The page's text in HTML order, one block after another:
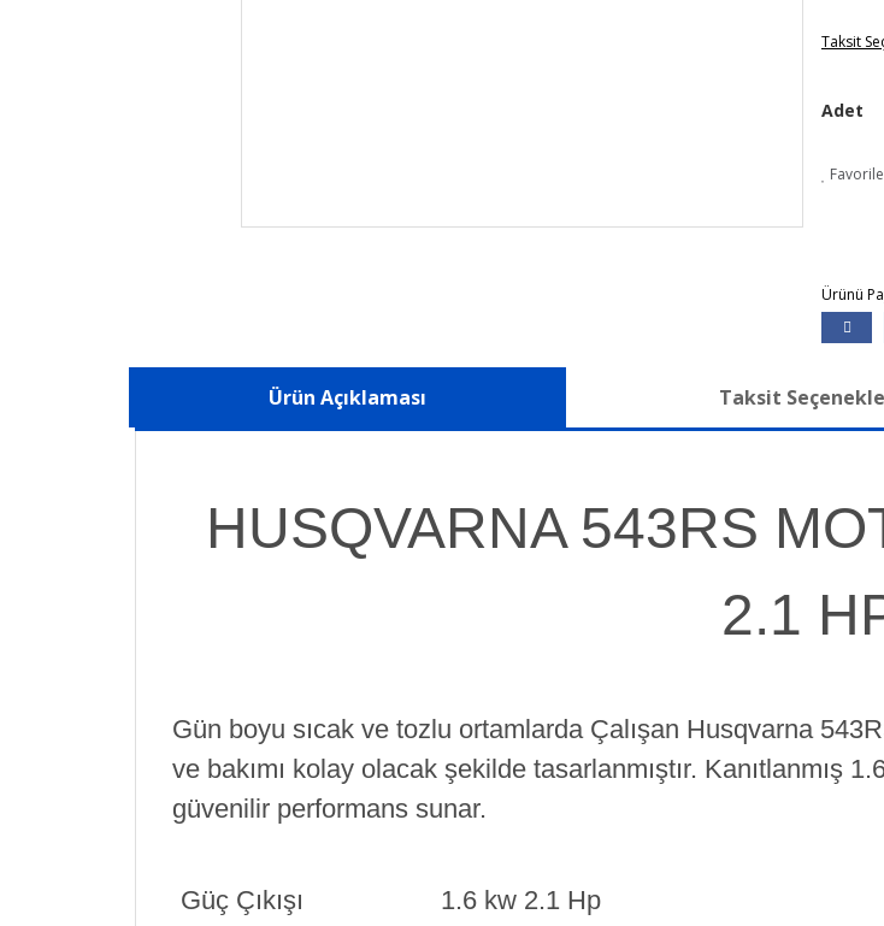
Taksit
Adet
Ürünü
Ürün Açıklaması Taksit
HUSQVARNA 543RS
2.1
Gün boyu sıcak ve tozlu ortamlarda Çalışan Husqvarna
ve bakımı kolay olacak şekilde tasarlanmıştır. Kanıtlanmış
güvenilir performans sunar.
Güç Çıkışı
1.6 kw 2.1 Hp